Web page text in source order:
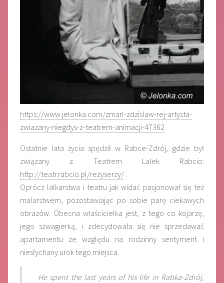
https://www.jelonka.com/zmarl-zdzislaw-rej-artysta-
zwiazany-niegdys-z-teatrem-animacji-47362
Ostatnie lata życia spędził w Rabce-Zdrój, gdzie był
związany z Teatrem Lalek Rabcio:
http://teatr.rabcio.pl/rezyserzy/ .
Oprócz lalkarstwa i teatru jak widać pasjonował się też
malarstwem, pozostawiając po sobie parę ciekawych
obrazów. Obecna właścicielka jest, z tego co kojarzę,
jego szwagierką, i zdecydowała się nie sprzedawać
apartamentu ze względu na rodzinny sentyment i
niesłychany urok tego miejsca.
He spent the last years of his life in Rabka-Zdrój,